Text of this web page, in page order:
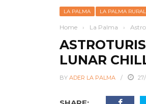
LA PALMA LA PALMA RURAL
Home › La Palma ›
LUNAR
BY ADER LA PALMA